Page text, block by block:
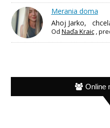
Merania doma
Ahoj Jarko,
Od Naďa Kraic,
Online